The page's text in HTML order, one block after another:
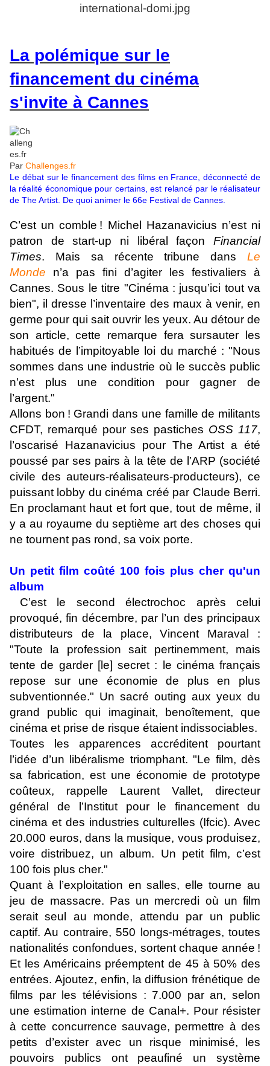
La polémique sur le
financement du cinéma
s'invite à Cannes
Par Challenges.fr
Le débat sur le financement des films en France, déconnecté de
la réalité économique pour certains, est relancé par le réalisateur
de The Artist. De quoi animer le 66e Festival de Cannes.
C’est un comble ! Michel Hazanavicius n’est ni
patron de start-up ni libéral façon Financial
Times. Mais sa récente tribune dans Le
Monde n’a pas fini d’agiter les festivaliers à
Cannes. Sous le titre "Cinéma : jusqu’ici tout va
bien", il dresse l’inventaire des maux à venir, en
germe pour qui sait ouvrir les yeux. Au détour de
son article, cette remarque fera sursauter les
habitués de l’impitoyable loi du marché : "Nous
sommes dans une industrie où le succès public
n’est plus une condition pour gagner de
l’argent."
Allons bon ! Grandi dans une famille de militants
CFDT, remarqué pour ses pastiches OSS 117,
l’oscarisé Hazanavicius pour The Artist a été
poussé par ses pairs à la tête de l’ARP (société
civile des auteurs-réalisateurs-producteurs), ce
puissant lobby du cinéma créé par Claude Berri.
En proclamant haut et fort que, tout de même, il
y a au royaume du septième art des choses qui
ne tournent pas rond, sa voix porte.
Un petit film coûté 100 fois plus cher qu'un
album
C’est le second électrochoc après celui
provoqué, fin décembre, par l’un des principaux
distributeurs de la place, Vincent Maraval :
"Toute la profession sait pertinemment, mais
tente de garder [le] secret : le cinéma français
repose sur une économie de plus en plus
subventionnée." Un sacré outing aux yeux du
grand public qui imaginait, benoîtement, que
cinéma et prise de risque étaient indissociables.
Toutes les apparences accréditent pourtant
l’idée d’un libéralisme triomphant. "Le film, dès
sa fabrication, est une économie de prototype
coûteux, rappelle Laurent Vallet, directeur
général de l’Institut pour le financement du
cinéma et des industries culturelles (Ifcic). Avec
20.000 euros, dans la musique, vous produisez,
voire distribuez, un album. Un petit film, c’est
100 fois plus cher."
Quant à l’exploitation en salles, elle tourne au
jeu de massacre. Pas un mercredi où un film
serait seul au monde, attendu par un public
captif. Au contraire, 550 longs-métrages, toutes
nationalités confondues, sortent chaque année !
Et les Américains préemptent de 45 à 50% des
entrées. Ajoutez, enfin, la diffusion frénétique de
films par les télévisions : 7.000 par an, selon
une estimation interne de Canal+. Pour résister
à cette concurrence sauvage, permettre à des
petits d’exister avec un risque minimisé, les
pouvoirs publics ont peaufiné un système